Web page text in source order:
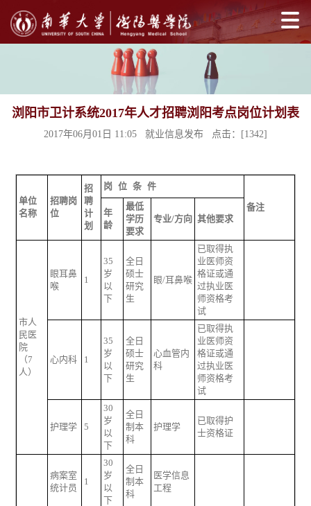
浏阳市卫计系统2017年人才招聘浏阳考点岗位计划表
2017年06月01日 11:05 就业信息发布 点击：[1342]
单位
名称
招聘岗
位
招
聘
计
划
岗 位 条 件
备注
年
龄
最低
学历
要求
专业/方向 其他要求
市人
民医
院
（7
人）
眼耳鼻
喉
1
35
岁
以
下
全日
硕士
研究
生
眼/耳鼻喉
已取得执
业医师资
格证或通
过执业医
师资格考
试
心内科 1
35
岁
以
下
全日
硕士
研究
生
心血管内
科
已取得执
业医师资
格证或通
过执业医
师资格考
试
护理学 5
30
岁
以
下
全日
制本
科
护理学
已取得护
士资格证
病案室
统计员
1
30
岁
以
下
全日
制本
科
医学信息
工程